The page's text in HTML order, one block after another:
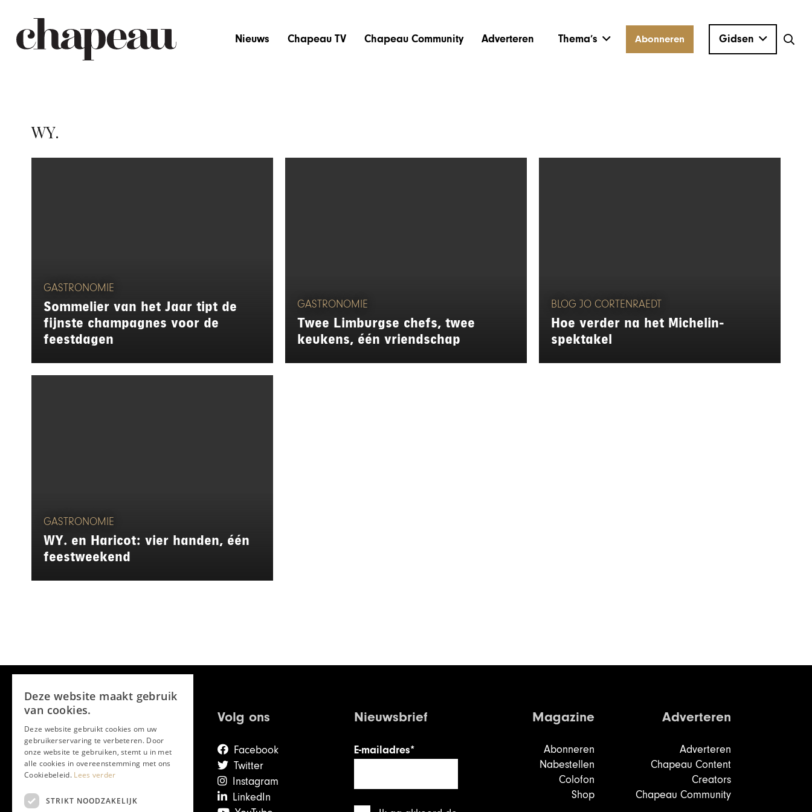
Nieuws Chapeau TV Chapeau Community Adverteren Thema’s Abonneren Gidsen
WY.
GASTRONOMIE
Sommelier van het Jaar tipt de
fijnste champagnes voor de
feestdagen
GASTRONOMIE
Twee Limburgse chefs, twee
keukens, één vriendschap
BLOG JO CORTENRAEDT
Hoe verder na het Michelin-
spektakel
GASTRONOMIE
WY. en Haricot: vier handen, één
feestweekend
Volg ons
Facebook
Twitter
Instagram
LinkedIn
Nieuwsbrief
E-mailadres*
Magazine
Abonneren
Nabestellen
Colofon
Shop
Adverteren
Adverteren
Chapeau Content
Creators
Chapeau Community
Deze website maakt gebruik
van cookies.
Deze website gebruikt cookies om uw
gebruikerservaring te verbeteren. Door
onze website te gebruiken, stemt u in met
alle cookies in overeenstemming met ons
Cookiebeleid. Lees verder
STRIKT NOODZAKELIJK